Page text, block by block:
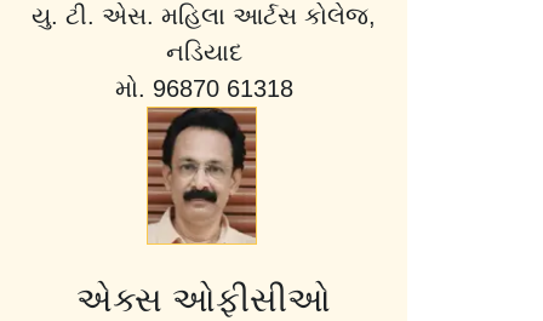
યુ. ટી. એસ. મહિલા આર્ટસ કોલેજ,
નડિયાદ
મો. 96870 61318
એક્સ ઓફીસીઓ